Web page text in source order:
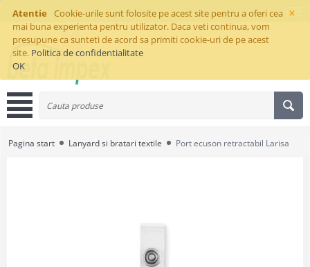
×
Atentie
Cookie-urile sunt folosite pe acest site pentru a oferi cea
mai buna experienta pentru utilizator. Daca veti continua, vom
presupune ca sunteti de acord sa primiti cookie-uri de pe acest
site. Politica de confidentialitate
OK
Pagina start Lanyard si bratari textile Port ecuson retractabil Larisa